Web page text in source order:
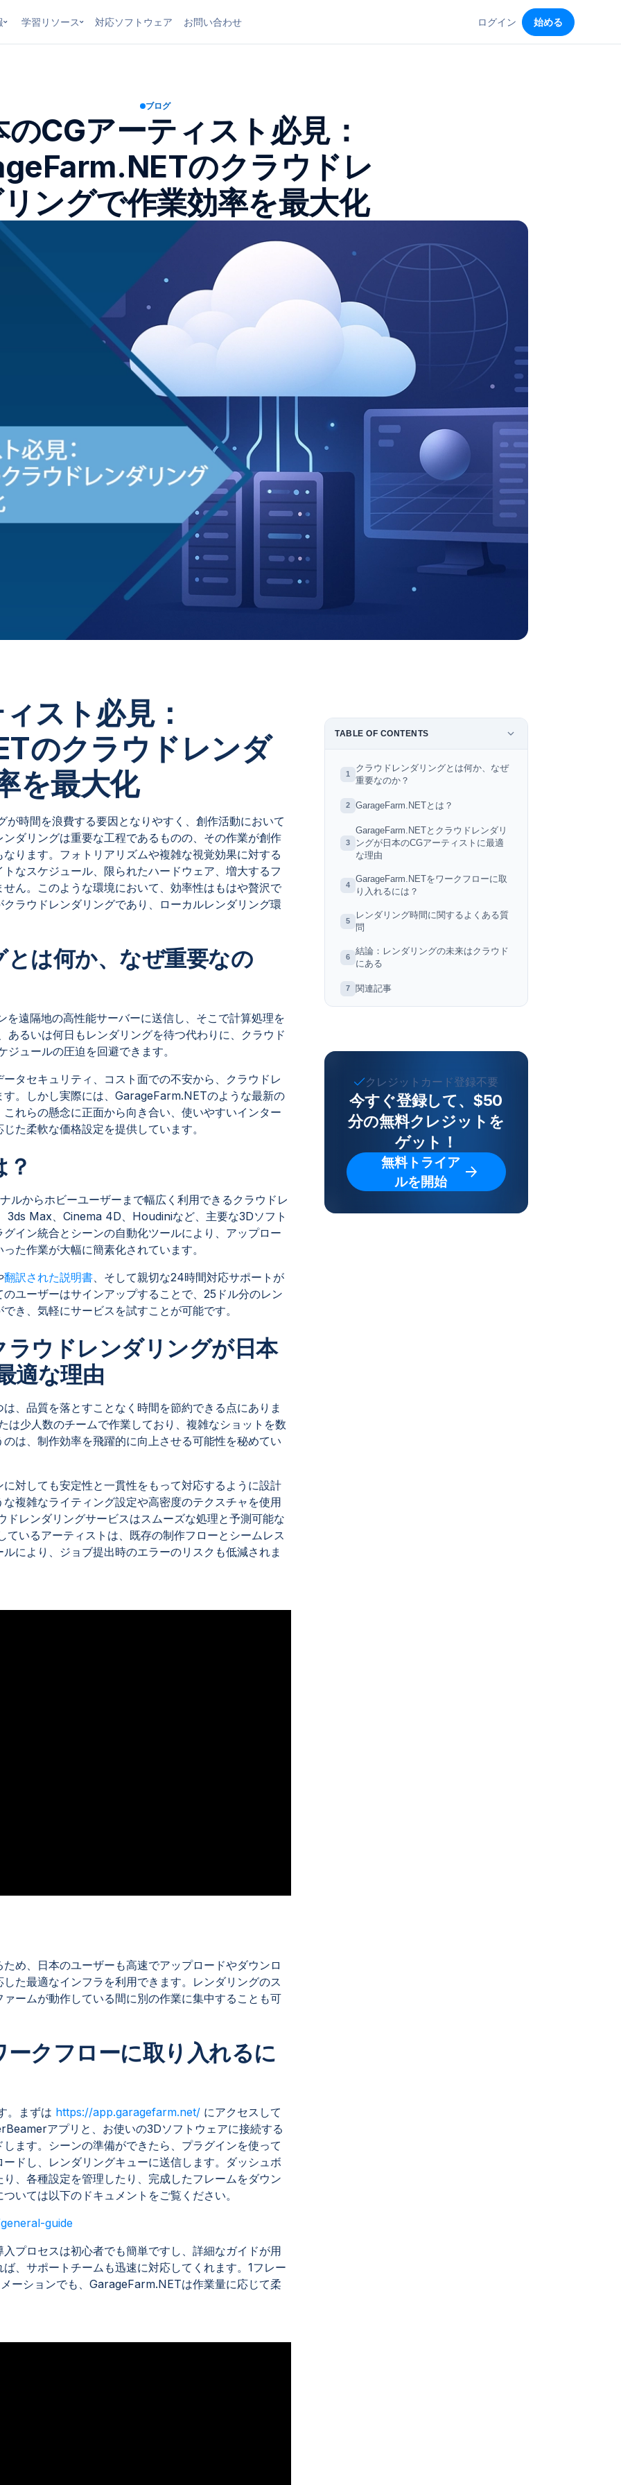
学習リソース 対応ソフトウェア お問い合わせ ログイン 始める
ブログ
のCGアーティスト必見：
のクラウドレ
ングで作業効率を最大化
スト必見：
のクラウドレンダ
を最大化
時間を浪費する要因となりやすく、創作活動において
ダリングは重要な工程であるものの、その作業が創作
ります。フォトリアリズムや複雑な視覚効果に対する
なスケジュール、限られたハードウェア、増大するフ
ん。このような環境において、効率性はもはや贅沢で
ラウドレンダリングであり、ローカルレンダリング環
は何か、なぜ重要なの
遠隔地の高性能サーバーに送信し、そこで計算処理を
あるいは何日もレンダリングを待つ代わりに、クラウド
ュールの圧迫を回避できます。
タセキュリティ、コスト面での不安から、クラウドレ
。しかし実際には、GarageFarm.NETのような最新の
れらの懸念に正面から向き合い、使いやすいインター
た柔軟な価格設定を提供しています。
ルからホビーユーザーまで幅広く利用できるクラウドレ
Max、Cinema 4D、Houdiniなど、主要な3Dソフト
イン統合とシーンの自動化ツールにより、アップロー
た作業が大幅に簡素化されています。
翻訳された説明書 、そして親切な24時間対応サポートが
ユーザーはサインアップすることで、25ドル分のレン
き、気軽にサービスを試すことが可能です。
ウドレンダリングが日本
適な理由
、品質を落とすことなく時間を節約できる点にありま
は少人数のチームで作業しており、複雑なショットを数
は、制作効率を飛躍的に向上させる可能性を秘めてい
対しても安定性と一貫性をもって対応するように設計
複雑なライティング設定や高密度のテクスチャを使用
レンダリングサービスはスムーズな処理と予測可能な
いるアーティストは、既存の制作フローとシームレス
により、ジョブ提出時のエラーのリスクも低減されま
め、日本のユーザーも高速でアップロードやダウンロ
た最適なインフラを利用できます。レンダリングのス
ームが動作している間に別の作業に集中することも可
クフローに取り入れるに
。まずは https://app.garagefarm.net/ にアクセスして
アプリと、お使いの3Dソフトウェアに接続する
ます。シーンの準備ができたら、プラグインを使って
ドし、レンダリングキューに送信します。ダッシュボ
、各種設定を管理したり、完成したフレームをダウン
いては以下のドキュメントをご覧ください。
guide
プロセスは初心者でも簡単ですし、詳細なガイドが用
、サポートチームも迅速に対応してくれます。1フレー
ーションでも、GarageFarm.NETは作業量に応じて柔
TABLE OF CONTENTS
1
クラウドレンダリングとは何か、なぜ
重要なのか？
2 GarageFarm.NETとは？
3
GarageFarm.NETとクラウドレンダリ
ングが日本のCGアーティストに最適
な理由
4
GarageFarm.NETをワークフローに取
り入れるには？
5
レンダリング時間に関するよくある質
問
6
結論：レンダリングの未来はクラウド
にある
7 関連記事
クレジットカード登録不要
今すぐ登録して、$50
分の無料クレジットを
ゲット！
無料トライア
ルを開始